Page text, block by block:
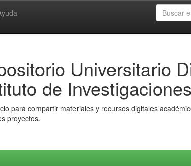
Universitario
de
para compartir materiales y recursos digitales
proyectos.